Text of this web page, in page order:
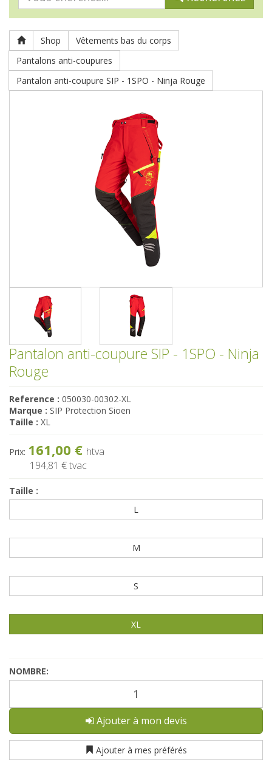
Shop
Vêtements bas du corps
Pantalons anti-coupures
Pantalon anti-coupure SIP - 1SPO - Ninja Rouge
Pantalon anti-coupure SIP - 1SPO - Ninja
Rouge
Reference : 050030-00302-XL
Marque : SIP Protection Sioen
Taille : XL
Prix: 161,00 € htva
194,81 €tvac
Taille :
L
M
S
XL
NOMBRE:
Ajouter à mon devis
Ajouter à mes préférés